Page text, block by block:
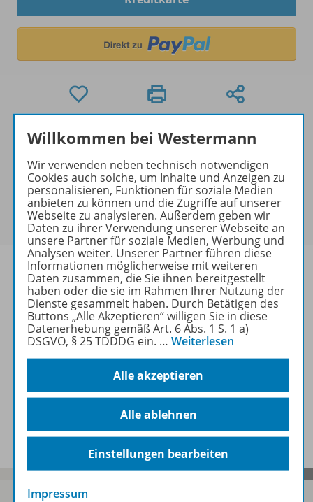
Hinweis zu Sonderkonditionen
keine Sonderkonditionen gewährt werden.
Sie haben ein passendesSpar-Paket?
Um den für Sie gültigen Preis zu sehen,melden Sie
sich bitte an.
Informationen
Weitere Inhalte der Ausgabe
Willkommen bei Westermann
Wir verwenden neben technisch notwendigen
Cookies auch solche, um Inhalte und Anzeigen zu
personalisieren, Funktionen für soziale Medien
anbieten zu können und die Zugriffe auf unserer
Webseite zu analysieren. Außerdem geben wir
Daten zu ihrer Verwendung unserer Webseite an
unsere Partner für soziale Medien, Werbung und
Analysen weiter. Unserer Partner führen diese
Informationen möglicherweise mit weiteren
Daten zusammen, die Sie ihnen bereitgestellt
haben oder die sie im Rahmen Ihrer Nutzung der
Dienste gesammelt haben. Durch Betätigen des
Buttons „Alle Akzeptieren“ willigen Sie in diese
Datenerhebung gemäß Art. 6 Abs. 1 S. 1 a)
DSGVO, § 25 TDDDG ein. … Weiterlesen
Alle akzeptieren
Alle ablehnen
Einstellungen bearbeiten
Impressum